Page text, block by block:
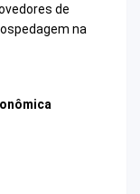
de
na